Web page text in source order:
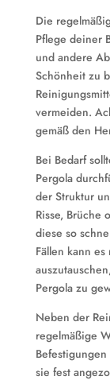
Die
Pflege deiner
und andere
Schönheit zu
vermeiden.
gemäß den
Bei Bedarf
Pergola
der Struktur
Risse, Brüche
diese so
Fällen kann
Pergola zu
Neben der
regelmäßige
sie fest